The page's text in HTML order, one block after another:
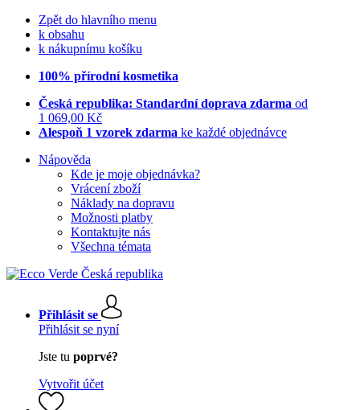
Zpět do hlavního menu
k obsahu
k nákupnímu košíku
100% přírodní kosmetika
Česká republika: Standardní doprava zdarma od
1 069,00 Kč
Alespoň 1 vzorek zdarma ke každé objednávce
Nápověda
Kde je moje objednávka?
Vrácení zboží
Náklady na dopravu
Možnosti platby
Kontaktujte nás
Všechna témata
Přihlásit se
Přihlásit se nyní
Jste tu poprvé?
Vytvořit účet